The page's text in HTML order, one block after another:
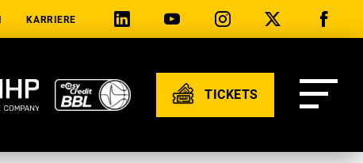
KARRIERE
TICKETS